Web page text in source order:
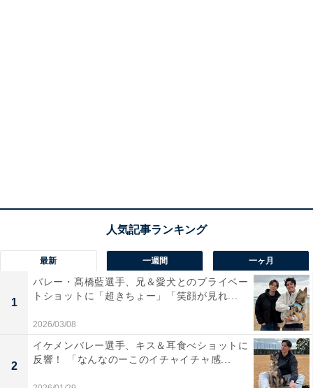
最新 一週間 一ヶ月
1
バレー・髙橋藍選手、兄＆愛犬とのプライベー
トショットに「超きちょー」「笑顔が見れ...
2026/03/08
2
イケメンバレー選手、キス＆耳食べショットに
反響！ 「なんなのーこのイチャイチャ感...